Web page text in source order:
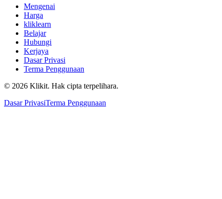
Mengenai
Harga
kliklearn
Belajar
Hubungi
Kerjaya
Dasar Privasi
Terma Penggunaan
© 2026 Klikit. Hak cipta terpelihara.
Dasar PrivasiTerma Penggunaan